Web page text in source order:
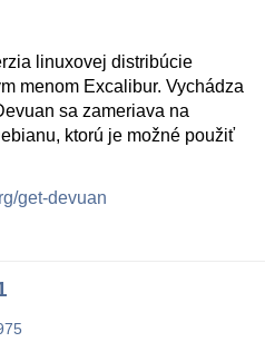
linuxovej distribúcie
menom Excalibur. Vychádza
sa zameriava na
ktorú je možné použiť
get-devuan